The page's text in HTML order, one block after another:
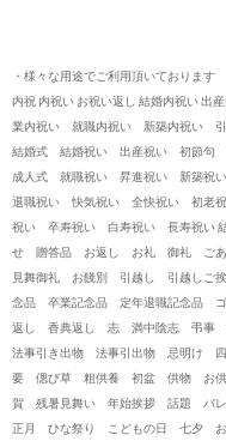
・様々な用途でご利用頂いております
内祝 内祝い お祝い返し 結婚内祝い 出
業内祝い 就職内祝い 新築内祝い
結婚式 結婚祝い 出産祝い 初節
成人式 就職祝い 昇進祝い 新築祝
退職祝い 快気祝い 全快祝い 初老
祝い 卒寿祝い 白寿祝い 長寿祝い
せ 贈答品 お返し お礼 御礼 ごあ
見舞御礼 お餞別 引越し 引越し
念品 卒業記念品 定年退職記念品
返し 香典返し 志 満中陰志 弔事
法事引き出物 法事引出物 忌明け
要 偲び草 粗供養 初盆 供物 お
賀 残暑見舞い 年始挨拶 話題 バレン
正月 ひな祭り こどもの日 七夕